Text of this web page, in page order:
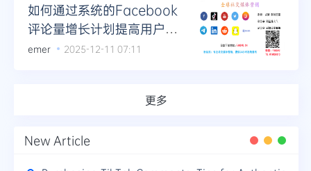
如何通过系统的Facebook
评论量增长计划提高用户参
与度
emer 2025-12-11 07:11
更多
New Article